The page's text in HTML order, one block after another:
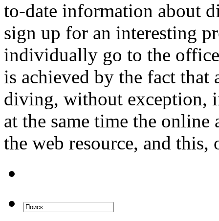
to-date information about
sign up for an interesting
individually go to the
is achieved by the fact
diving, without exception,
at the same time the
the web resource, and